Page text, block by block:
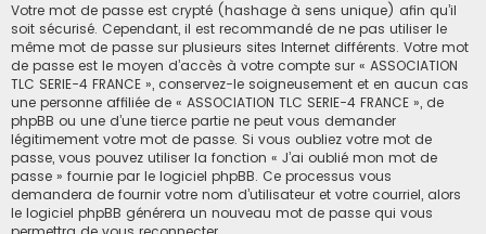
Votre mot de passe est crypté (hashage à sens unique) afin qu’il
soit sécurisé. Cependant, il est recommandé de ne pas utiliser le
même mot de passe sur plusieurs sites Internet différents. Votre mot
de passe est le moyen d’accès à votre compte sur « ASSOCIATION
TLC SERIE-4 FRANCE », conservez-le soigneusement et en aucun cas
une personne affiliée de « ASSOCIATION TLC SERIE-4 FRANCE », de
phpBB ou une d’une tierce partie ne peut vous demander
légitimement votre mot de passe. Si vous oubliez votre mot de
passe, vous pouvez utiliser la fonction « J’ai oublié mon mot de
passe » fournie par le logiciel phpBB. Ce processus vous
demandera de fournir votre nom d’utilisateur et votre courriel, alors
le logiciel phpBB générera un nouveau mot de passe qui vous